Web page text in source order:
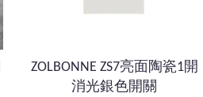
ZOLBONNE ZS7亮面陶瓷1開
消光銀色開關